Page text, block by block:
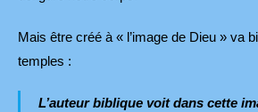
Mais être créé à « l’image de Dieu » va
temples :
L’auteur biblique voit dans cette